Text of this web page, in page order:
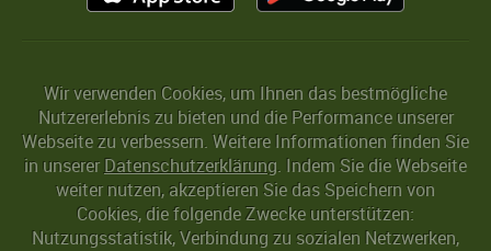
Wir verwenden Cookies, um Ihnen das bestmögliche
Nutzererlebnis zu bieten und die Performance unserer
Webseite zu verbessern. Weitere Informationen finden Sie
in unserer Datenschutzerklärung. Indem Sie die Webseite
weiter nutzen, akzeptieren Sie das Speichern von
Cookies, die folgende Zwecke unterstützen:
Nutzungsstatistik, Verbindung zu sozialen Netzwerken,